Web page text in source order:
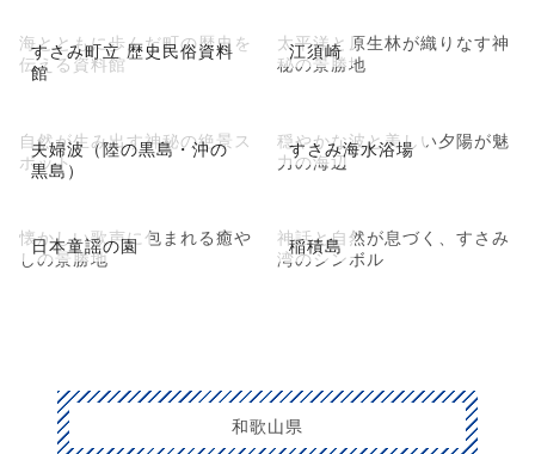
すさみ町立 歴史民俗資料
館
海とともに歩んだ町の歴史を
伝える資料館
江須崎
太平洋と原生林が織りなす神
秘の景勝地
夫婦波（陸の黒島・沖の
黒島）
自然が生み出す神秘の絶景ス
ポット
すさみ海水浴場
穏やかな波と美しい夕陽が魅
力の海辺
日本童謡の園
懐かしい歌声に包まれる癒や
しの景勝地
稲積島
神話と自然が息づく、すさみ
湾のシンボル
和歌山県